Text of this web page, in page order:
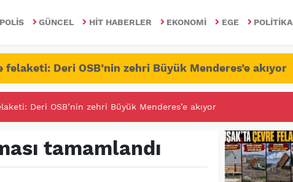
GÜNCEL HIT HABERLER EKONOMI EGE POLITIKA
felaketi: Deri OSB’nin zehri Büyük Menderes’e akıyor
FETÖ/PDY İLE YALANDAN MÜCADELE!
tamamlandı